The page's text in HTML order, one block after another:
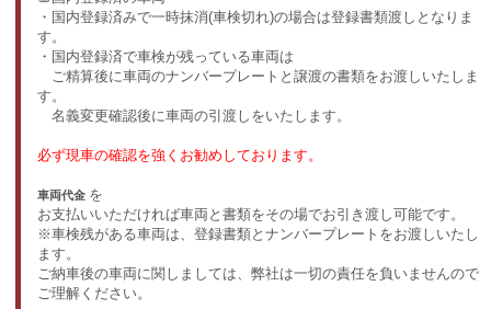
・国内登録済みで一時抹消(車検切れ)の場合は登録書類渡しとなりま
す。
・国内登録済で車検が残っている車両は
ご精算後に車両のナンバープレートと譲渡の書類をお渡しいたしま
す。
名義変更確認後に車両の引渡しをいたします。
必ず現車の確認を強くお勧めしております。
車両代金 を
お支払いいただければ車両と書類をその場でお引き渡し可能です。
※車検残がある車両は、登録書類とナンバープレートをお渡しいたし
ます。
ご納車後の車両に関しましては、弊社は一切の責任を負いませんので
ご理解ください。